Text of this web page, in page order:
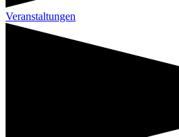
Veranstaltungen